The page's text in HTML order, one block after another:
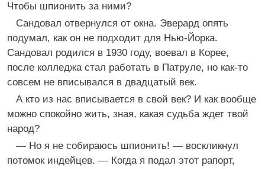
Чтобы шпионить за ними?
Сандовал отвернулся от окна. Эверард опять
подумал, как он не подходит для Нью-Йорка.
Сандовал родился в 1930 году, воевал в Корее,
после колледжа стал работать в Патруле, но как-то
совсем не вписывался в двадцатый век.
А кто из нас вписывается в свой век? И как вообще
можно спокойно жить, зная, какая судьба ждет твой
народ?
— Но я не собираюсь шпионить! — воскликнул
потомок индейцев. — Когда я подал этот рапорт,